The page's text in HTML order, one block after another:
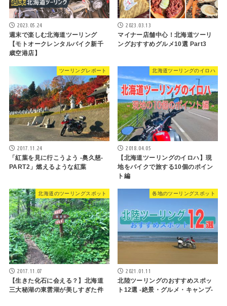
2023.05.24
週末で楽しむ北海道ツーリング
【モトオークレンタルバイク新千
歳空港店】
2023.03.13
マイナー店舗中心！北海道ツーリ
ングおすすめグルメ10選 Part3
ツーリングレポート
2017.11.24
「紅葉を見に行こうよう -奥久慈-
PART2」燃えるような紅葉
北海道ツーリングのイロハ
2018.04.05
【北海道ツーリングのイロハ】現
地をバイクで旅する10個のポイン
ト編
北海道のツーリングスポット
2017.11.07
【生きた化石に会える？】北海道
三大秘湖の東雲湖が美しすぎた件
各地のツーリングスポット
2021.01.11
北陸ツーリングのおすすめスポッ
ト12選 -絶景・グルメ・キャンプ-